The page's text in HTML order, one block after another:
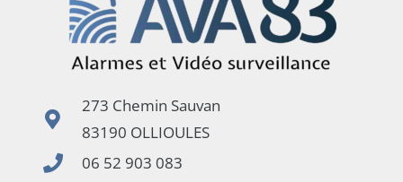
273 Chemin Sauvan
83190 OLLIOULES
06 52 903 083